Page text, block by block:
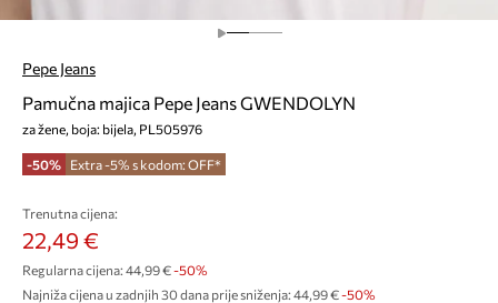
Pepe Jeans
Pamučna majica Pepe Jeans GWENDOLYN
za žene, boja: bijela, PL505976
-50% Extra -5% s kodom: OFF*
Trenutna cijena:
22,49 €
Regularna cijena: 44,99 €-50%
Najniža cijena u zadnjih 30 dana prije sniženja: 44,99 € -50%